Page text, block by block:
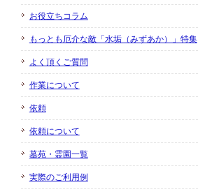
お役立ちコラム
もっとも厄介な敵「水垢（みずあか）」特集
よく頂くご質問
作業について
依頼
依頼について
墓苑・霊園一覧
実際のご利用例